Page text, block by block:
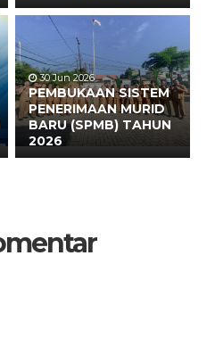
30 Jun 2026
PEMBUKAAN SISTEM
PENERIMAAN MURID
BARU (SPMB) TAHUN
2026